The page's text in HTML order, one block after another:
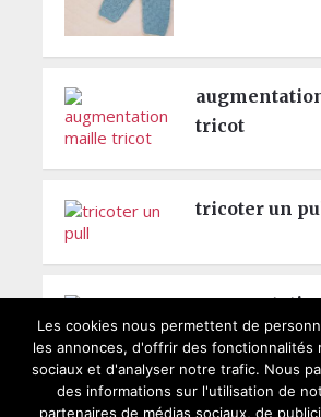
tricot
tricoter un
Les cookies nous permettent de
les annonces, d'offrir des fonctionnalités
sociaux et d'analyser notre trafic. Nous
des informations sur l'utilisation de
partenaires de médias sociaux, de